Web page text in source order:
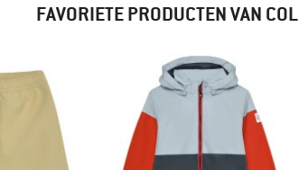
FAVORIETE PRODUCTEN VAN